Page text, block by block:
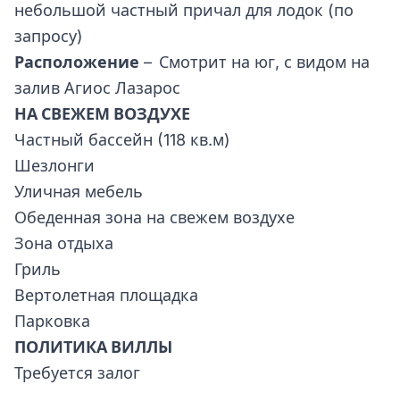
небольшой частный причал для лодок (по
запросу)
Расположение – Смотрит на юг, с видом на
залив Агиос Лазарос
НА СВЕЖЕМ ВОЗДУХЕ
Частный бассейн (118 кв.м)
Шезлонги
Уличная мебель
Обеденная зона на свежем воздухе
Зона отдыха
Гриль
Вертолетная площадка
Парковка
ПОЛИТИКА ВИЛЛЫ
Требуется залог